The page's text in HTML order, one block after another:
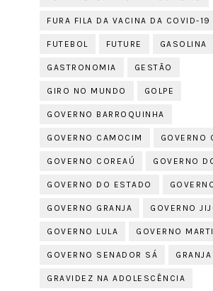
FURA FILA DA VACINA DA COVID-19
FUTEBOL FUTURE GASOLINA
GASTRONOMIA GESTÃO
GIRO NO MUNDO GOLPE
GOVERNO BARROQUINHA
GOVERNO CAMOCIM GOVERNO
GOVERNO COREAÚ GOVERNO
GOVERNO DO ESTADO
GOVERNO GRANJA GOVERNO
GOVERNO LULA GOVERNO
GOVERNO SENADOR SÁ GRANJA
GRAVIDEZ NA ADOLESCÊNCIA